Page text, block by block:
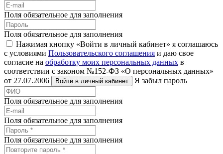
Поля обязательное для заполнения
Поля обязательное для заполнения
Нажимая кнопку «Войти в личный кабинет» я соглашаюсь
с условиями Пользовательского соглашения и даю свое
согласие на обработку моих персональных данных в
соответствии с законом №152-ФЗ «О персональных данных»
от 27.07.2006
Войти в личный кабинет Я забыл пароль
Поля обязательное для заполнения
Поля обязательное для заполнения
Поля обязательное для заполнения